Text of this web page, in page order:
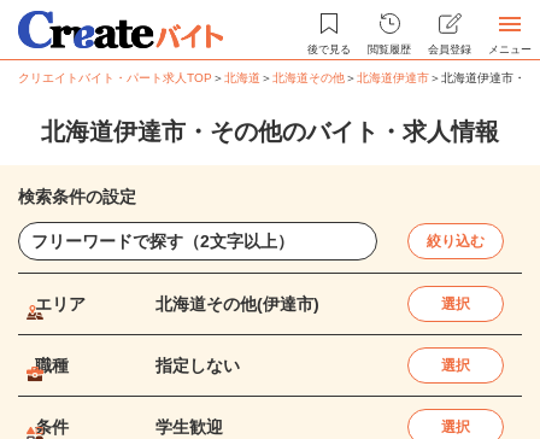
後で見る 閲覧履歴 会員登録 メニュー
クリエイトバイト・パート求人TOP ＞北海道 ＞北海道その他＞北海道伊達市＞北海道伊達市・
北海道伊達市・その他のバイト・求人情報
検索条件の設定
絞り込む
エリア 北海道その他(伊達市) 選択
職種 指定しない 選択
条件 学生歓迎 選択